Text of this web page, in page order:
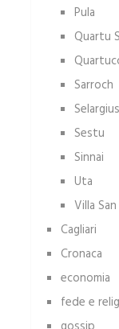
Pula
Quartu
Sarroch
Selargius
Sestu
Sinnai
Uta
Villa
Cagliari
Cronaca
economia
fede e